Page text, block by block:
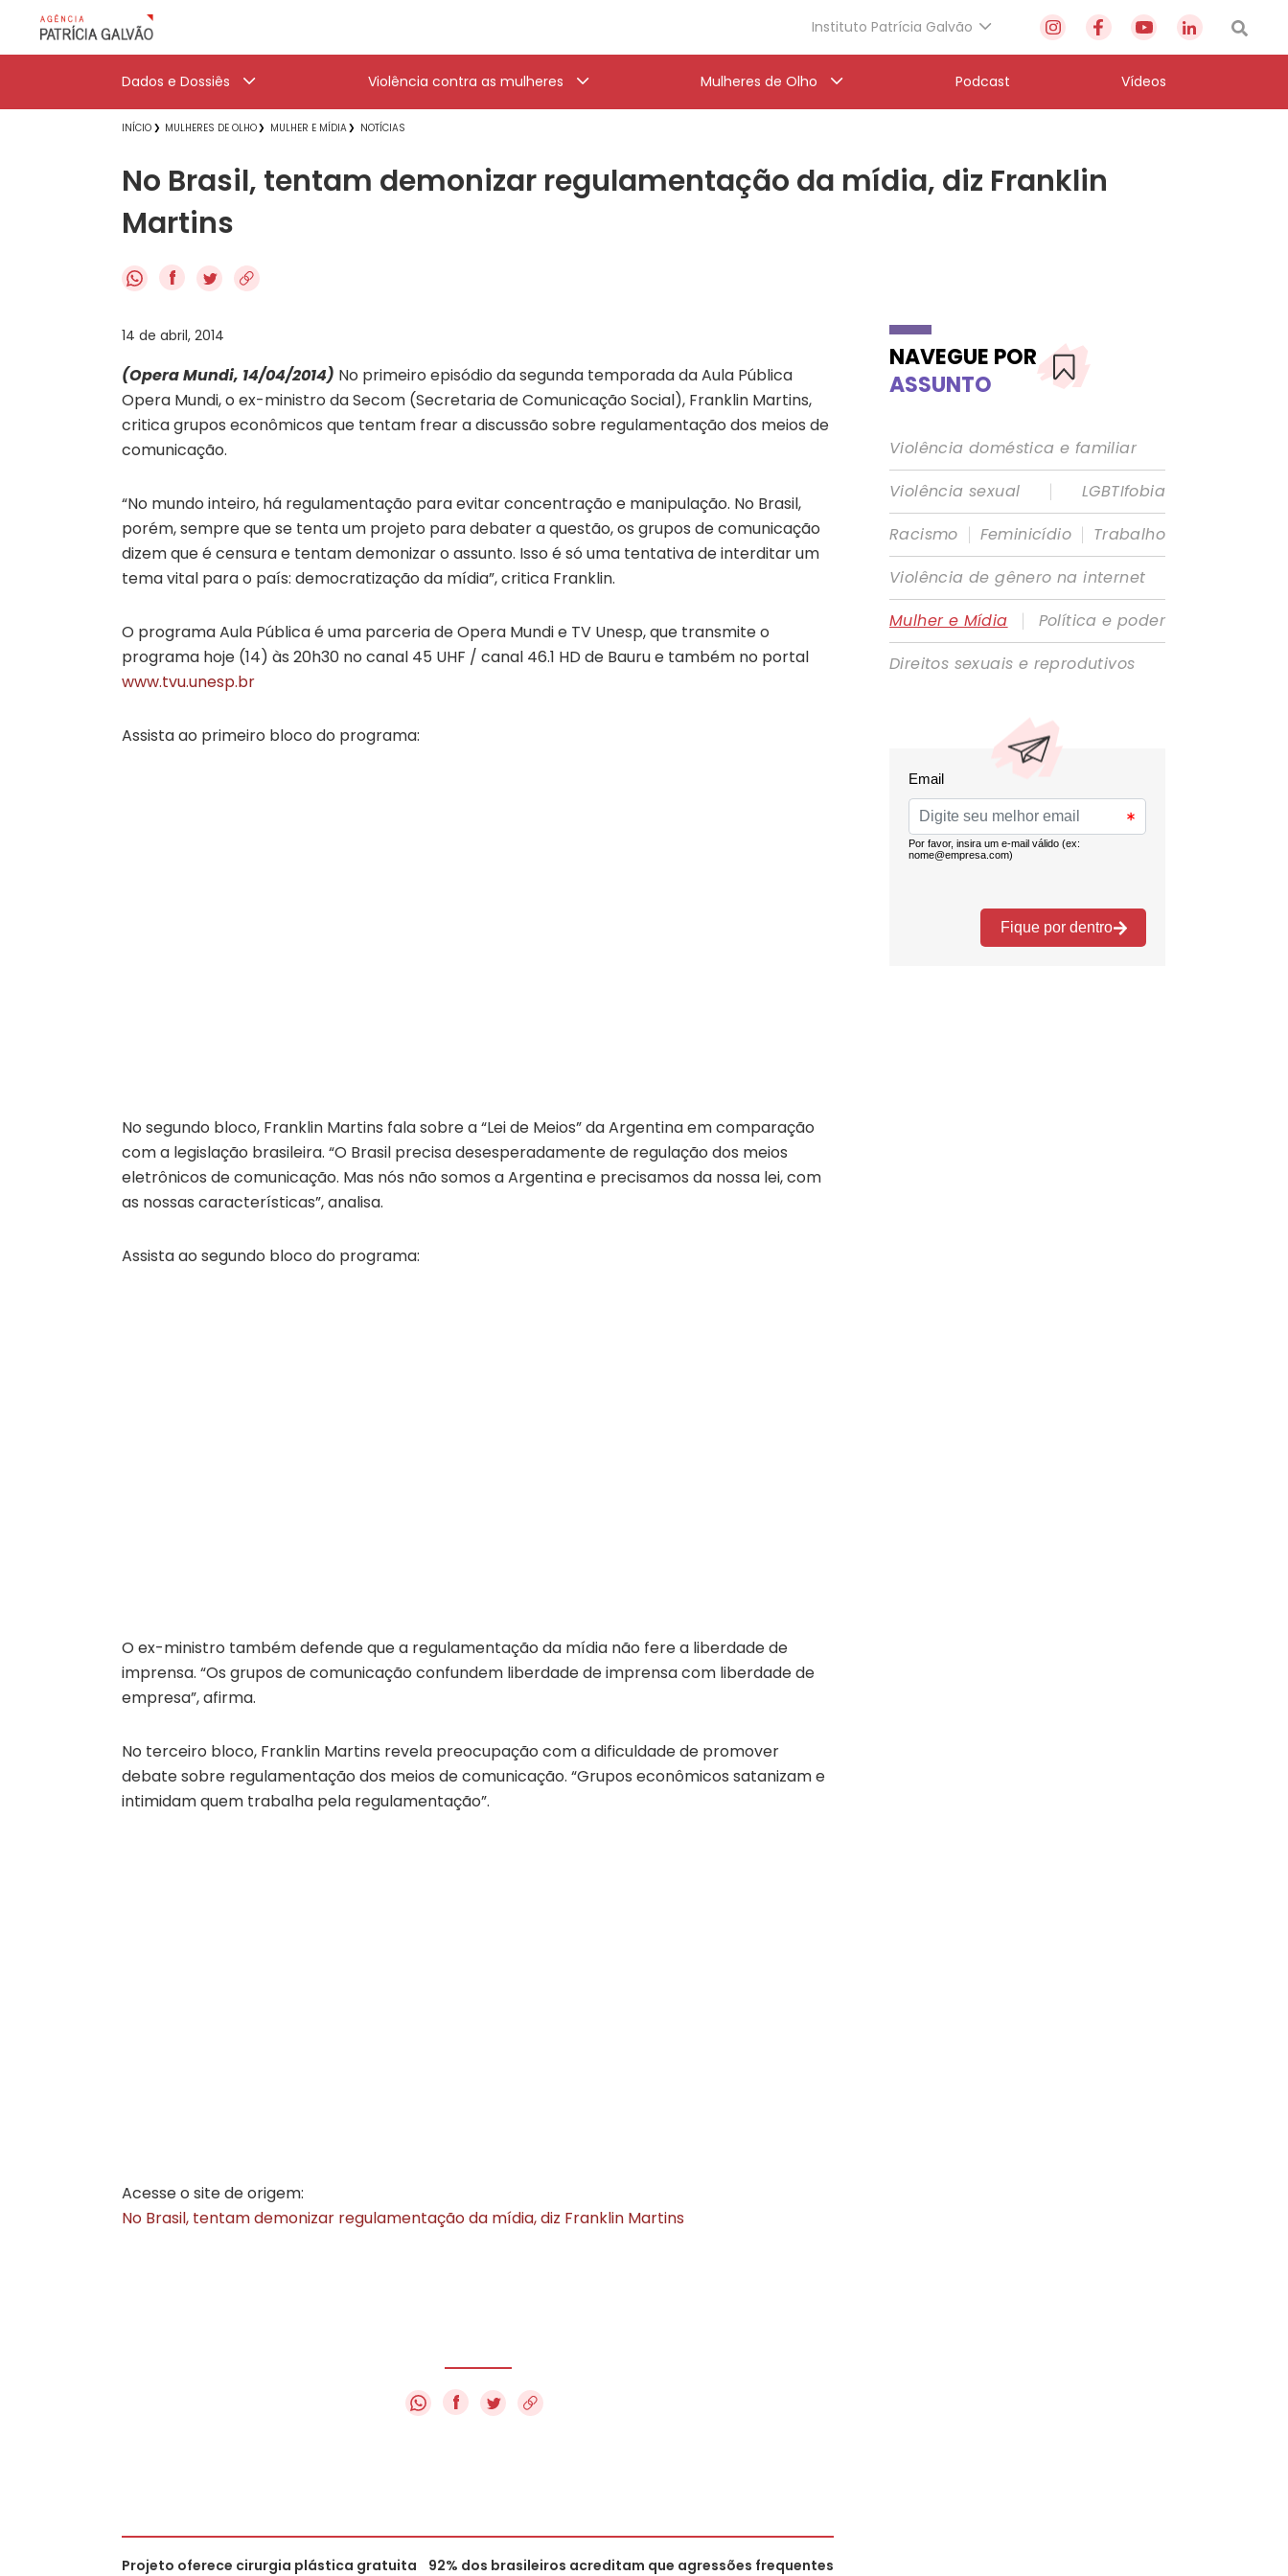
Instituto Patrícia Galvão
Dados e Dossiês Violência contra as mulheres Mulheres de Olho Podcast Vídeos
INÍCIO MULHERES DE OLHO MULHER E MÍDIA NOTÍCIAS
No Brasil, tentam demonizar regulamentação da mídia, diz Franklin
Martins
f
14 de abril, 2014
(Opera Mundi, 14/04/2014) No primeiro episódio da segunda temporada da Aula Pública
Opera Mundi, o ex-ministro da Secom (Secretaria de Comunicação Social), Franklin Martins,
critica grupos econômicos que tentam frear a discussão sobre regulamentação dos meios de
comunicação.
“No mundo inteiro, há regulamentação para evitar concentração e manipulação. No Brasil,
porém, sempre que se tenta um projeto para debater a questão, os grupos de comunicação
dizem que é censura e tentam demonizar o assunto. Isso é só uma tentativa de interditar um
tema vital para o país: democratização da mídia”, critica Franklin.
O programa Aula Pública é uma parceria de Opera Mundi e TV Unesp, que transmite o
programa hoje (14) às 20h30 no canal 45 UHF / canal 46.1 HD de Bauru e também no portal
www.tvu.unesp.br
Assista ao primeiro bloco do programa:
No segundo bloco, Franklin Martins fala sobre a “Lei de Meios” da Argentina em comparação
com a legislação brasileira. “O Brasil precisa desesperadamente de regulação dos meios
eletrônicos de comunicação. Mas nós não somos a Argentina e precisamos da nossa lei, com
as nossas características”, analisa.
Assista ao segundo bloco do programa:
O ex-ministro também defende que a regulamentação da mídia não fere a liberdade de
imprensa. “Os grupos de comunicação confundem liberdade de imprensa com liberdade de
empresa”, afirma.
No terceiro bloco, Franklin Martins revela preocupação com a dificuldade de promover
debate sobre regulamentação dos meios de comunicação. “Grupos econômicos satanizam e
intimidam quem trabalha pela regulamentação”.
Acesse o site de origem:
No Brasil, tentam demonizar regulamentação da mídia, diz Franklin Martins
f
Projeto oferece cirurgia plástica gratuita
92% dos brasileiros acreditam que agressões frequentes
NAVEGUE POR
ASSUNTO
Violência doméstica e familiar
Violência sexual
|
LGBTIfobia
Racismo | Feminicídio | Trabalho
Violência de gênero na internet
Mulher e Mídia
|
Política e poder
Direitos sexuais e reprodutivos